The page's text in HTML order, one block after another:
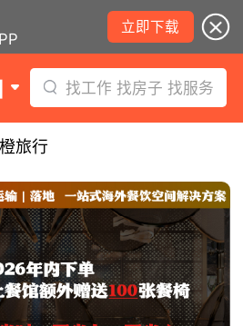
立即下载
找工作 找房子 找服务
旅行